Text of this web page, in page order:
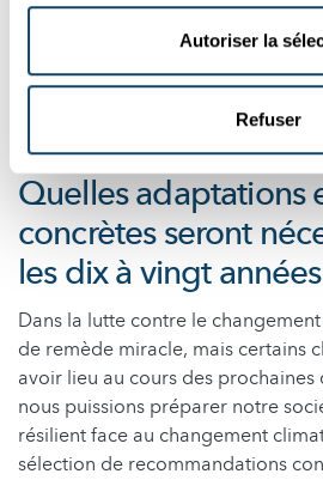
Autoriser la
Refuser
permettre de libérer le temps
l’argent. Il faut donc sensibiliser les
professionnels afin qu’ils puissent
changement et évaluer quelles
efficaces dans leur situation.
Quelles adaptations
concrètes seront
les dix à vingt
Dans la lutte contre le
de remède miracle, mais certains
avoir lieu au cours des
nous puissions préparer notre
résilient face au changement
sélection de recommandations